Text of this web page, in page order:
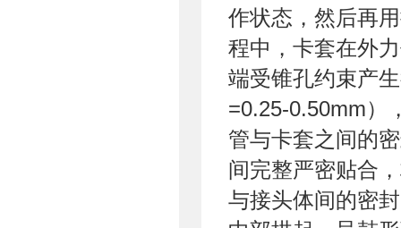
作状态，然后再
程中，卡套在外
端受锥孔约束产
=0.25-0.50mm）
管与卡套之间的
间完整严密贴合
与接头体间的密